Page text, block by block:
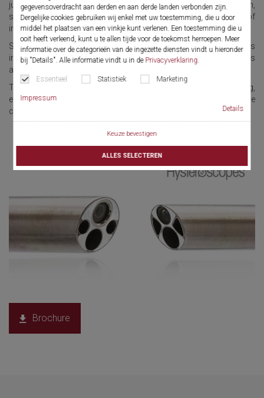
gegevensoverdracht aan derden en aan derde landen verbonden zijn.
Dergelijke cookies gebruiken wij enkel met uw toestemming, die u door
middel het plaatsen van een vinkje kunt verlenen. Een toestemming die u
ooit heeft verleend, kunt u te allen tijde voor de toekomst herroepen. Meer
informatie over de categorieën van de ingezette diensten vindt u hieronder
bij "Details". Alle informatie vindt u in de Privacyverklaring.
Essentieel Statistiek Marketing
Impressum
Details
Keuze bevestigen
ALLES SELECTEREN
just 3.9 mm / 5 mm. Yet they offer flexibility for a large-lumen,
straight working channel of 5 Fr., allowing a broad range of
instruments to be used.
Separate inflow and outflow channels ensure continuous
irrigation. Optimal visibility is guaranteed, even in difficult situations
and when auxiliary instruments are inserted.
The Compact Hysteroscopes are set apart by excellent handling,
easier preparation, durability, brilliant images and a genuine
continuous irrigation function.
Brochure